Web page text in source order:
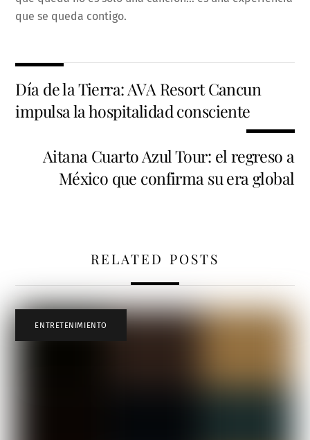
que se queda contigo.
Día de la Tierra: AVA Resort Cancun
impulsa la hospitalidad consciente
Aitana Cuarto Azul Tour: el regreso a
México que confirma su era global
RELATED POSTS
ENTRETENIMIENTO